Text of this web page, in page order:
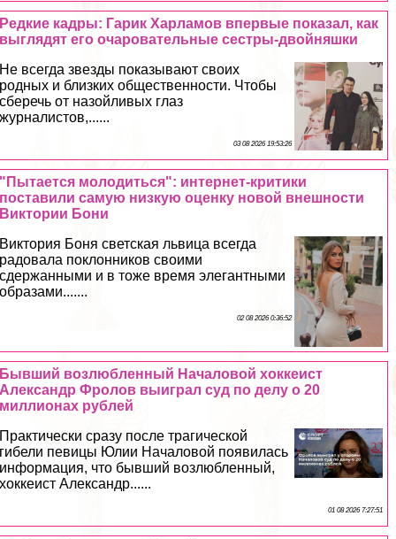
Редкие кадры: Гарик Харламов впервые показал, как
выглядят его очаровательные сестры-двойняшки
Не всегда звезды показывают своих
родных и близких общественности. Чтобы
сберечь от назойливых глаз
журналистов,......
03 08 2026 19:53:26
"Пытается молодиться": интернет-критики
поставили самую низкую оценку новой внешности
Виктории Бони
Виктория Боня светская львица всегда
радовала поклонников своими
сдержанными и в тоже время элегантными
образами.......
02 08 2026 0:36:52
Бывший возлюбленный Началовой хоккеист
Александр Фролов выиграл суд по делу о 20
миллионах рублей
Пpaктически сразу после трагической
гибели певицы Юлии Началовой появилась
информация, что бывший возлюбленный,
хоккеист Александр......
01 08 2026 7:27:51